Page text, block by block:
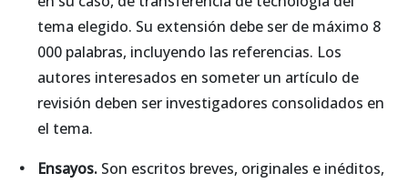
tema elegido. Su extensión debe ser de máximo 8
000 palabras, incluyendo las referencias. Los
autores interesados en someter un artículo de
revisión deben ser investigadores consolidados en
el tema.
Ensayos. Son escritos breves, originales e inéditos,